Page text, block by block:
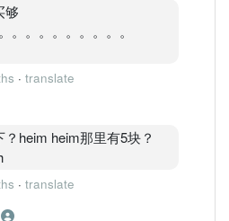
够
。。。。。。。。。
· translate
heim heim那里有5块？
· translate